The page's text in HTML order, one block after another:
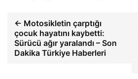
← Motosikletin çarptığı
çocuk hayatını kaybetti:
Sürücü ağır yaralandı – Son
Dakika Türkiye Haberleri